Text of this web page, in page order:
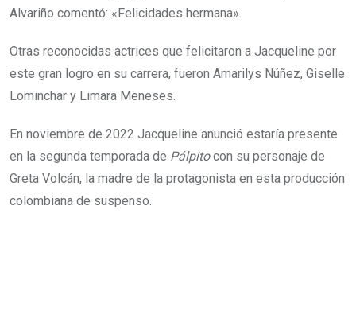
Alvariño comentó: «Felicidades hermana».
Otras reconocidas actrices que felicitaron a Jacqueline por
este gran logro en su carrera, fueron Amarilys Núñez, Giselle
Lominchar y Limara Meneses.
En noviembre de 2022 Jacqueline anunció estaría presente
en la segunda temporada de Pálpitocon su personaje de
Greta Volcán, la madre de la protagonista en esta producción
colombiana de suspenso.